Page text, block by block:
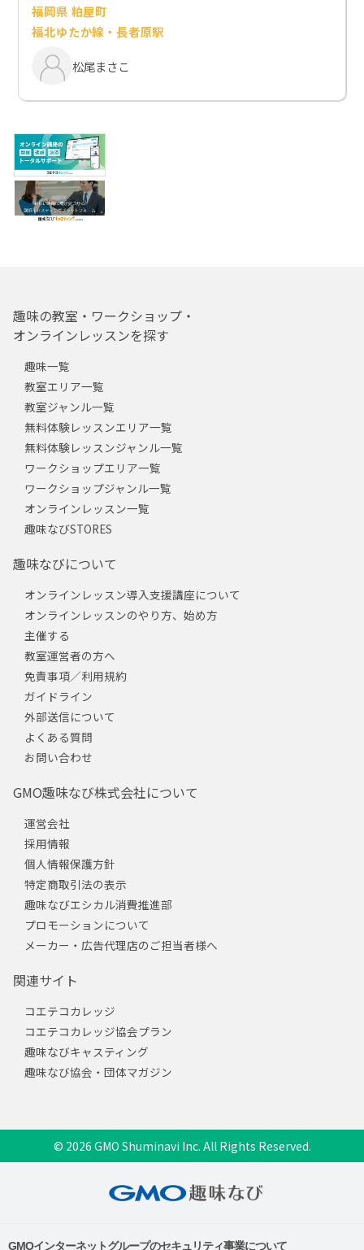
福岡県 粕屋町
福北ゆたか線・長者原駅
松尾まさこ
趣味の教室・ワークショップ・
オンラインレッスンを探す
趣味一覧
教室エリア一覧
教室ジャンル一覧
無料体験レッスンエリア一覧
無料体験レッスンジャンル一覧
ワークショップエリア一覧
ワークショップジャンル一覧
オンラインレッスン一覧
趣味なびSTORES
趣味なびについて
オンラインレッスン導入支援講座について
オンラインレッスンのやり方、始め方
主催する
教室運営者の方へ
免責事項／利用規約
ガイドライン
外部送信について
よくある質問
お問い合わせ
GMO趣味なび株式会社について
運営会社
採用情報
個人情報保護方針
特定商取引法の表示
趣味なびエシカル消費推進部
プロモーションについて
メーカー・広告代理店のご担当者様へ
関連サイト
コエテコカレッジ
コエテコカレッジ協会プラン
趣味なびキャスティング
趣味なび協会・団体マガジン
© 2026 GMO Shuminavi Inc. All Rights Reserved.